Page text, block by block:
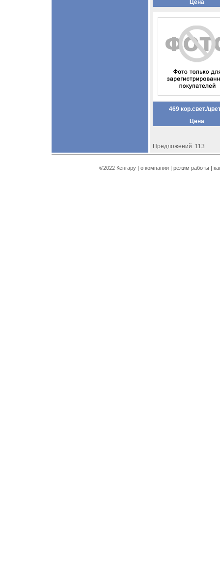
Цена
469 кор.свет./
Цена
Предложений: 113
©2022 Кенгару | о компании | режим работы |